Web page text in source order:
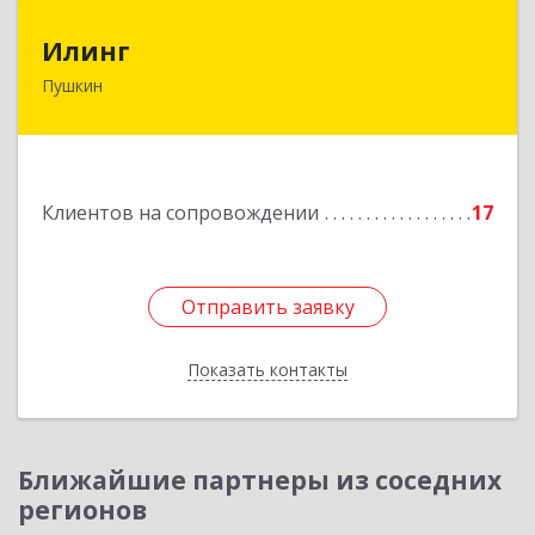
Илинг
Пушкин
Клиентов на сопровождении 17
Отправить заявку
Показать контакты
Подробнее
Отправить заявку
Назад
Ближайшие партнеры из соседних
регионов